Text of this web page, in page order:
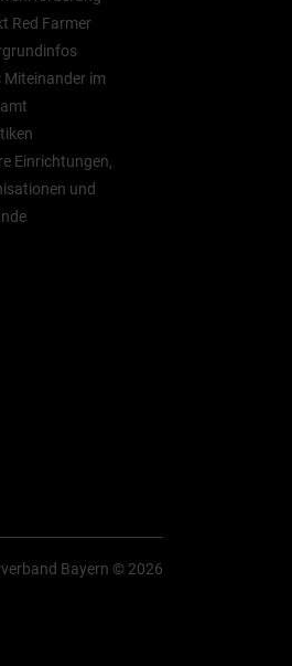
Red Farmer
Miteinander im
Einrichtungen,
und
Bayern © 2026